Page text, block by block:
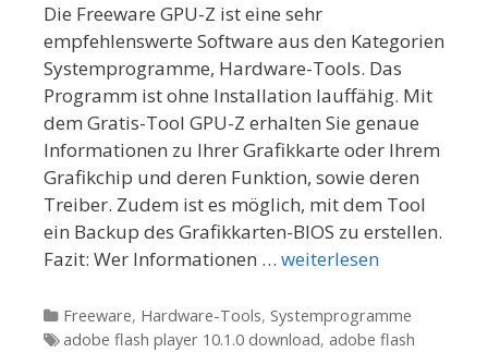
Die Freeware GPU-Z ist eine sehr
empfehlenswerte Software aus den Kategorien
Systemprogramme, Hardware-Tools. Das
Programm ist ohne Installation lauffähig. Mit
dem Gratis-Tool GPU-Z erhalten Sie genaue
Informationen zu Ihrer Grafikkarte oder Ihrem
Grafikchip und deren Funktion, sowie deren
Treiber. Zudem ist es möglich, mit dem Tool
ein Backup des Grafikkarten-BIOS zu erstellen.
Fazit: Wer Informationen … weiterlesen
Kategorien
Freeware, Hardware-Tools, Systemprogramme
Tags
adobe flash player 10.1.0 download, adobe flash